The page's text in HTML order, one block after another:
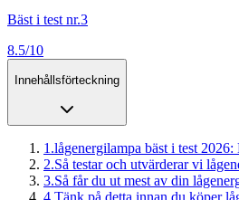
Bäst i test nr.3
8.5/10
Innehållsförteckning
1 .lågenergilampa bäst i test
2.Så testar och utvärderar vi
3.Så får du ut mest av din